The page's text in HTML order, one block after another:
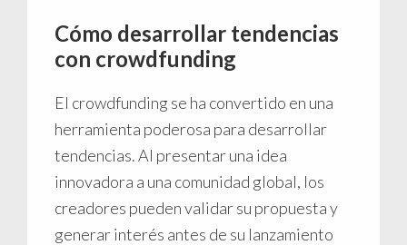
Cómo desarrollar tendencias
con crowdfunding
El crowdfunding se ha convertido en una
herramienta poderosa para desarrollar
tendencias. Al presentar una idea
innovadora a una comunidad global, los
creadores pueden validar su propuesta y
generar interés antes de su lanzamiento